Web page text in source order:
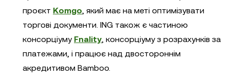
проєкт Komgo, який має на меті оптимізувати
торгові документи. ING також є частиною
консорціуму Fnality, консорціуму з розрахунків за
платежами, і працює над двостороннім
акредитивом Bamboo.